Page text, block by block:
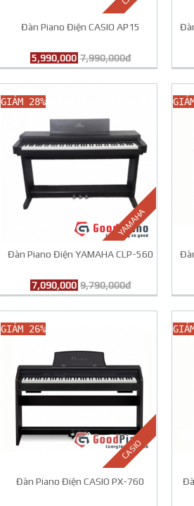
Đàn Piano Điện CASIO AP15
5,990,000 7,990,000đ
YAMAHA
GIẢM 28%
Đàn Piano Điện YAMAHA CLP-560
7,090,000 9,790,000đ
CASIO
GIẢM 26%
Đàn Piano Điện CASIO PX-760